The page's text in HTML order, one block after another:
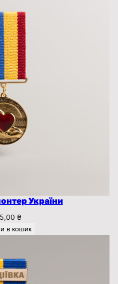
України
₴
в кошик